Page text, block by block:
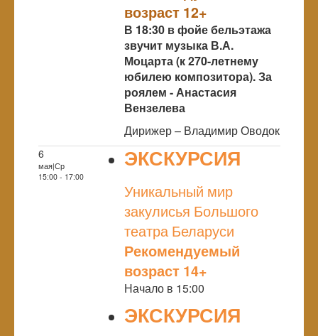
возраст 12+
В 18:30 в фойе бельэтажа
звучит музыка В.А.
Моцарта (к 270-летнему
юбилею композитора). За
роялем - Анастасия
Вензелева
Дирижер – Владимир Оводок
6
мая|Ср
15:00 - 17:00
ЭКСКУРСИЯ
Уникальный мир
закулисья Большого
театра Беларуси
Рекомендуемый
возраст 14+
Начало в 15:00
ЭКСКУРСИЯ